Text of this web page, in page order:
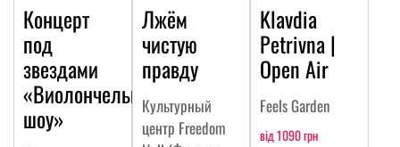
Концерт
под
звездами
«Виолончельное
шоу»
Лжём
чистую
правду
Культурный
центр Freedom
Klavdia
Petrivna |
Open Air
Feels Garden
від 1090 грн